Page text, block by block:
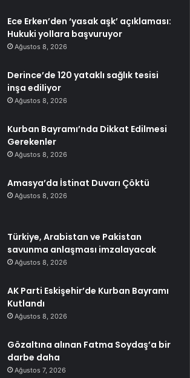
Ece Erken’den ‘yasak aşk’ açıklaması:
Hukuki yollara başvuruyor
Ağustos 8, 2026
Derince’de 120 yataklı sağlık tesisi
inşa ediliyor
Ağustos 8, 2026
Kurban Bayramı’nda Dikkat Edilmesi
Gerekenler
Ağustos 8, 2026
Amasya’da İstinat Duvarı Çöktü
Ağustos 8, 2026
Türkiye, Arabistan ve Pakistan
savunma anlaşması imzalayacak
Ağustos 8, 2026
AK Parti Eskişehir’de Kurban Bayramı
Kutlandı
Ağustos 8, 2026
Gözaltına alınan Fatma Soydaş’a bir
darbe daha
Ağustos 7, 2026